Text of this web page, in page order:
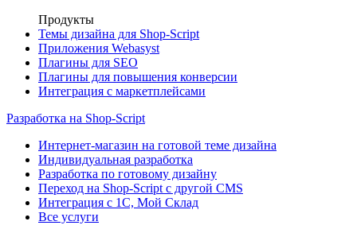
Продукты
Темы дизайна для Shop-Script
Приложения Webasyst
Плагины для SEO
Плагины для повышения конверсии
Интеграция с маркетплейсами
Разработка на Shop-Script
Интернет-магазин на готовой теме дизайна
Индивидуальная разработка
Разработка по готовому дизайну
Переход на Shop-Script с другой CMS
Интеграция с 1С, Мой Склад
Все услуги